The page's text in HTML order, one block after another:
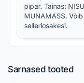
pipar. Tainas:
MUNAMASS.
selleriosakesi.
Sarnased tooted